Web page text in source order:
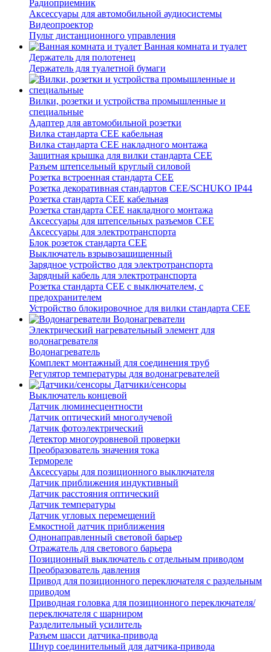
Радиоприемник
Аксессуары для автомобильной аудиосистемы
Видеопроектор
Пульт дистанционного управления
Ванная комната и туалет
Держатель для полотенец
Держатель для туалетной бумаги
Вилки, розетки и устройства промышленные и
специальные
Адаптер для автомобильной розетки
Вилка стандарта CEE кабельная
Вилка стандарта CEE накладного монтажа
Защитная крышка для вилки стандарта CEE
Разъем штепсельный круглый силовой
Розетка встроенная стандарта CEE
Розетка декоративная стандартов CEE/SCHUKO IP44
Розетка стандарта СЕЕ кабельная
Розетка стандарта СЕЕ накладного монтажа
Аксессуары для штепсельных разъемов CEE
Аксессуары для электротранспорта
Блок розеток стандарта CEE
Выключатель взрывозащищенный
Зарядное устройство для электротранспорта
Зарядный кабель для электротранспорта
Розетка стандарта СЕЕ с выключателем, с
предохранителем
Устройство блокировочное для вилки стандарта CEE
Водонагреватели
Электрический нагревательный элемент для
водонагревателя
Водонагреватель
Комплект монтажный для соединения труб
Регулятор температуры для водонагревателей
Датчики/сенсоры
Выключатель концевой
Датчик люминесцентности
Датчик оптический многолучевой
Датчик фотоэлектрический
Детектор многоуровневой проверки
Преобразователь значения тока
Термореле
Аксессуары для позиционного выключателя
Датчик приближения индуктивный
Датчик расстояния оптический
Датчик температуры
Датчик угловых перемещений
Емкостной датчик приближения
Однонаправленный световой барьер
Отражатель для светового барьера
Позиционный выключатель с отдельным приводом
Преобразователь давления
Привод для позиционного переключателя с раздельным
приводом
Приводная головка для позиционного переключателя/
переключателя с шарниром
Разделительный усилитель
Разъем шасси датчика-привода
Шнур соединительный для датчика-привода